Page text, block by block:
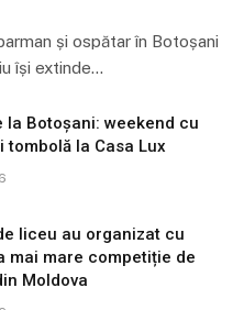
și ospătar în Botoșani
își extinde…
la Botoșani: weekend cu
tombolă la Casa Lux
liceu au organizat cu
mai mare competiție de
Moldova